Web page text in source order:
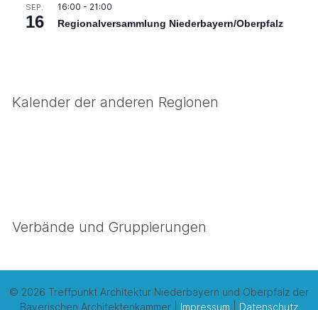
SEP.
16
16:00 - 21:00
Regionalversammlung Niederbayern/Oberpfalz
Kalender der anderen Regionen
Verbände und Gruppierungen
© 2026 Treffpunkt Architektur Niederbayern und Oberpfalz der
Bayerischen Architektenkammer | Impressum Datenschutz